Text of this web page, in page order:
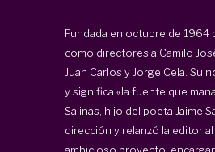
Fundada en octubre de 1964
como directores a Camilo
Juan Carlos y Jorge Cela. Su
y significa «la fuente que
Salinas, hijo del poeta Jaime
dirección y relanzó la